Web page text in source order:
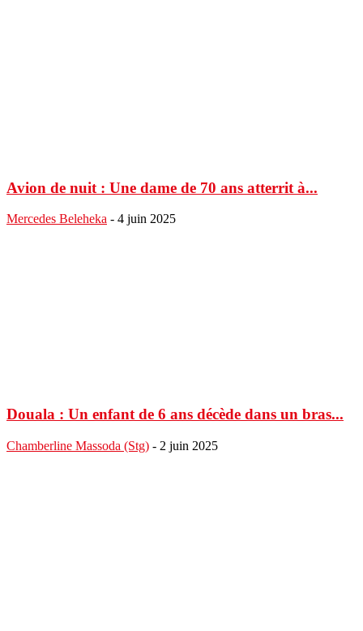
Avion de nuit : Une dame de 70 ans atterrit à...
Mercedes Beleheka - 4 juin 2025
Douala : Un enfant de 6 ans décède dans un bras...
Chamberline Massoda (Stg) - 2 juin 2025